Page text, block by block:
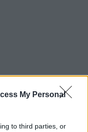
My Personal
to third parties, or